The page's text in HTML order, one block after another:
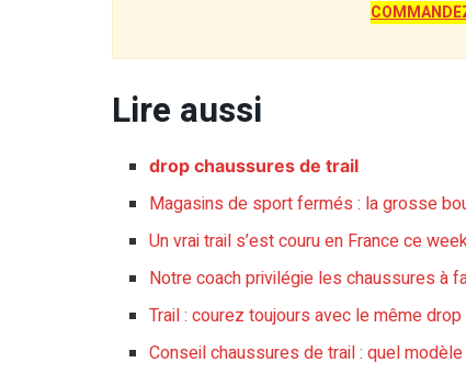
Lire aussi
drop chaussures de trail
Magasins de sport fermés : la grosse
Un vrai trail s’est couru en France ce
Notre coach privilégie les chaussures à
Trail : courez toujours avec le même drop
Conseil chaussures de trail : quel